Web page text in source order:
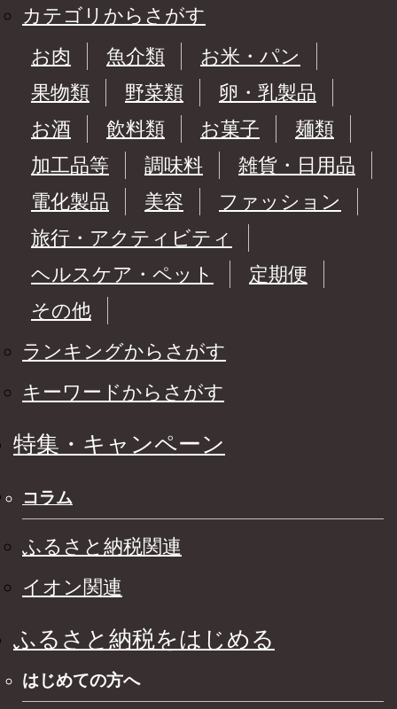
カテゴリからさがす
お肉
魚介類
お米・パン
果物類
野菜類
卵・乳製品
お酒
飲料類 お菓子
麺類
加工品等
調味料
雑貨・日用品
電化製品
美容
ファッション
旅行・アクティビティ
ヘルスケア・ペット
定期便
その他
ランキングからさがす
キーワードからさがす
特集・キャンペーン
コラム
ふるさと納税関連
イオン関連
ふるさと納税をはじめる
はじめての方へ